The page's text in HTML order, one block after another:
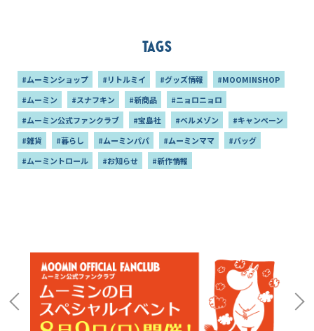
Tags
#ムーミンショップ #リトルミイ #グッズ情報
#MOOMINSHOP
#ムーミン
#スナフキン #新商品
#ニョロニョロ
#ムーミン公式ファンクラブ
#宝島社 #ベルメゾン
#キャンペーン
#雑貨
#暮らし #ムーミンパパ #ムーミンママ
#バッグ
#ムーミントロール
#お知らせ #新作情報